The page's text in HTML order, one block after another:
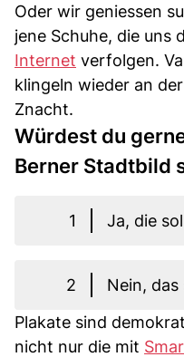
Oder wir geniessen
jene Schuhe, die uns
Internet verfolgen.
klingeln wieder an
Znacht.
Würdest du
Berner Stadtbild
1 Ja, die
2
Nein,
Plakate sind
nicht nur die mit